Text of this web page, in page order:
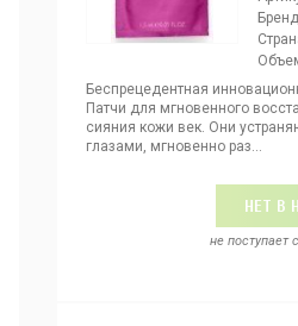
Беспрецедентная
Патчи для мгновенного
сияния кожи век. Они
глазами, мгновенно раз...
НЕТ В
не поступает